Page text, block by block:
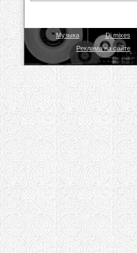
Музыка Dj mixes
Реклама на сайте